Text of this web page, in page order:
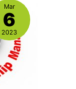
Mar
6
2023